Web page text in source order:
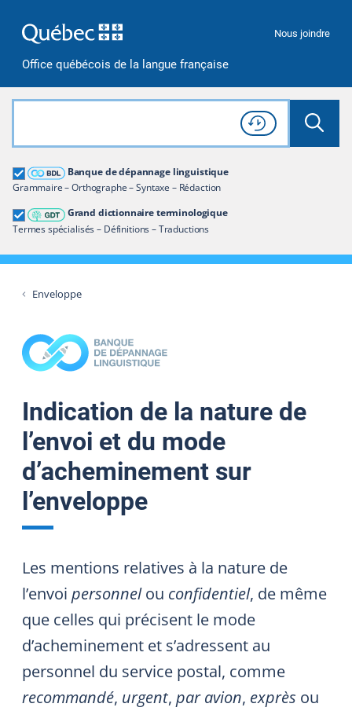
Office québécois de la langue française
Nous joindre
Rechercher dans tout le site
Lancer
Consulter l'
Historique
de recherche
Banque de dépannage linguistique
Grammaire – Orthographe – Syntaxe – Rédaction
Grand dictionnaire terminologique
Termes spécialisés – Définitions – Traductions
Grand dictionnaire terminologique
Restreindre aux termes
Enveloppe
Indication de la nature de
l’envoi et du mode
d’acheminement sur
l’enveloppe
Les mentions relatives à la nature de
l’envoi personnelou confidentiel, de même
que celles qui précisent le mode
d’acheminement et s’adressent au
personnel du service postal, comme
recommandé, urgent, par avion, exprès ou